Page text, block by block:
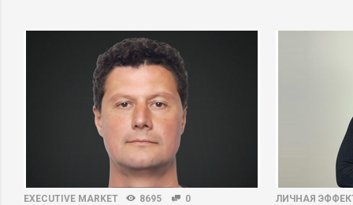
EXECUTIVE MARKET 8695 0 ЛИЧНАЯ